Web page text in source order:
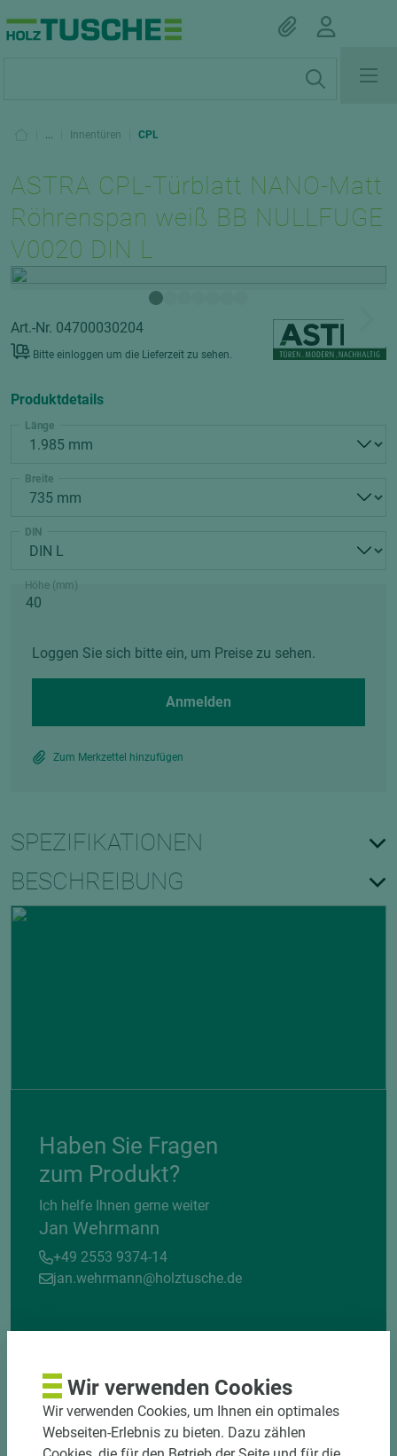
... Innentüren CPL
ASTRA CPL-Türblatt NANO-Matt
Röhrenspan weiß BB NULLFUGE
V0020 DIN L
Art.-Nr. 04700030204
Bitte einloggen um die Lieferzeit zu sehen.
Produktdetails
Länge
Breite
DIN
Höhe (mm)
Loggen Sie sich bitte ein, um Preise zu sehen.
Anmelden
Zum Merkzettel hinzufügen
SPEZIFIKATIONEN
BESCHREIBUNG
Haben Sie Fragen
zum Produkt?
Ich helfe Ihnen gerne weiter
Jan Wehrmann
+49 2553 9374-14
jan.wehrmann@holztusche.de
Wir verwenden Cookies
Wir verwenden Cookies, um Ihnen ein optimales
Webseiten-Erlebnis zu bieten. Dazu zählen